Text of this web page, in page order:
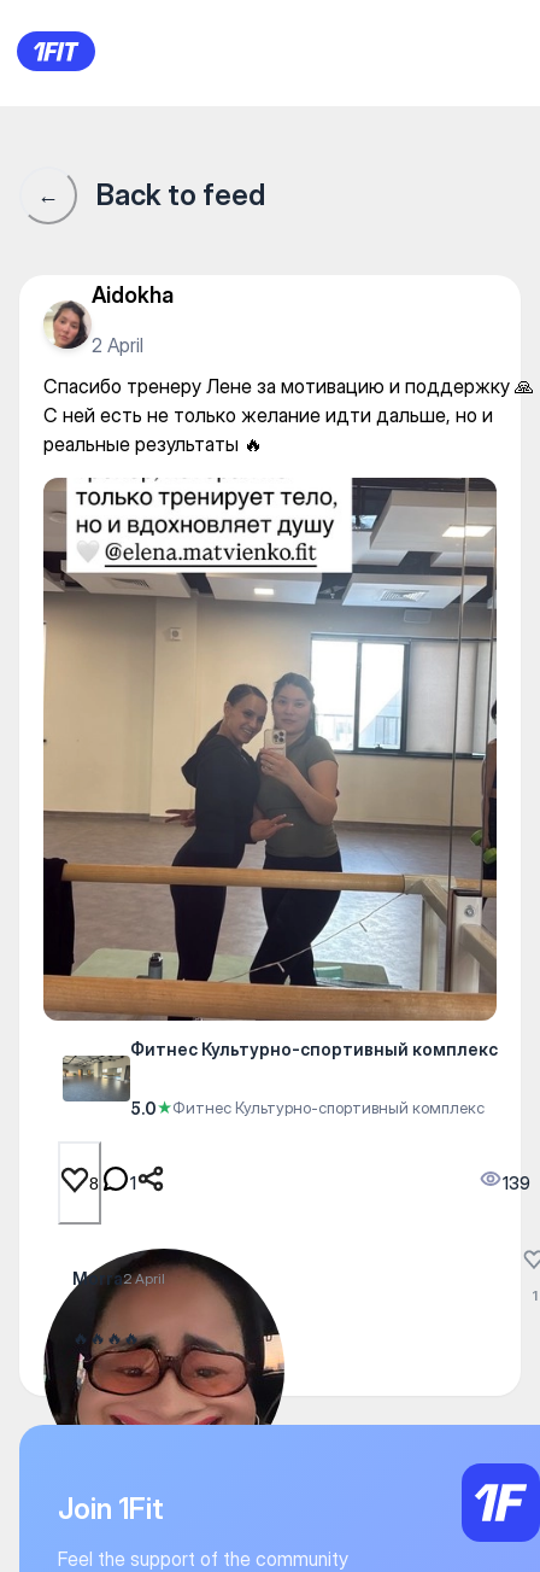
Фитнес Культурно-
← Back to feed
Aidokha
2 April
Спасибо тренеру Лене за мотивацию и поддержку 🙏
С ней есть не только желание идти дальше, но и
реальные результаты 🔥
Фитнес Культурно-спортивный комплекс
5.0★Фитнес Культурно-спортивный комплекс
8 1 139
Morra2 April
🔥🔥🔥🔥
1
Join 1Fit
Feel the support of the community